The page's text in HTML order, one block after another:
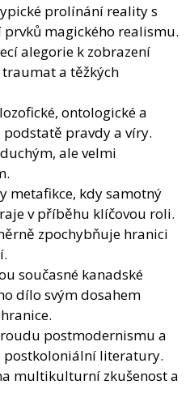
prolínání reality s
magického realismu.
alegorie k zobrazení
a těžkých
ontologické a
pravdy a víry.
ale velmi
metafikce, kdy samotný
v příběhu klíčovou roli.
zpochybňuje hranici
současné kanadské
dílo svým dosahem
postmodernismu a
postkoloniální literatury.
multikulturní zkušenost a